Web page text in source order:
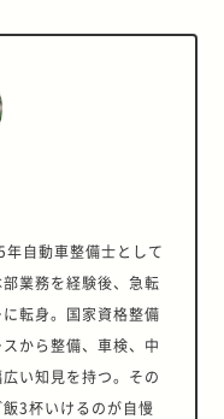
自動車整備士として
業務を経験後、急転
転身。国家資格整備
から整備、車検、中
い知見を持つ。その
3杯いけるのが自慢